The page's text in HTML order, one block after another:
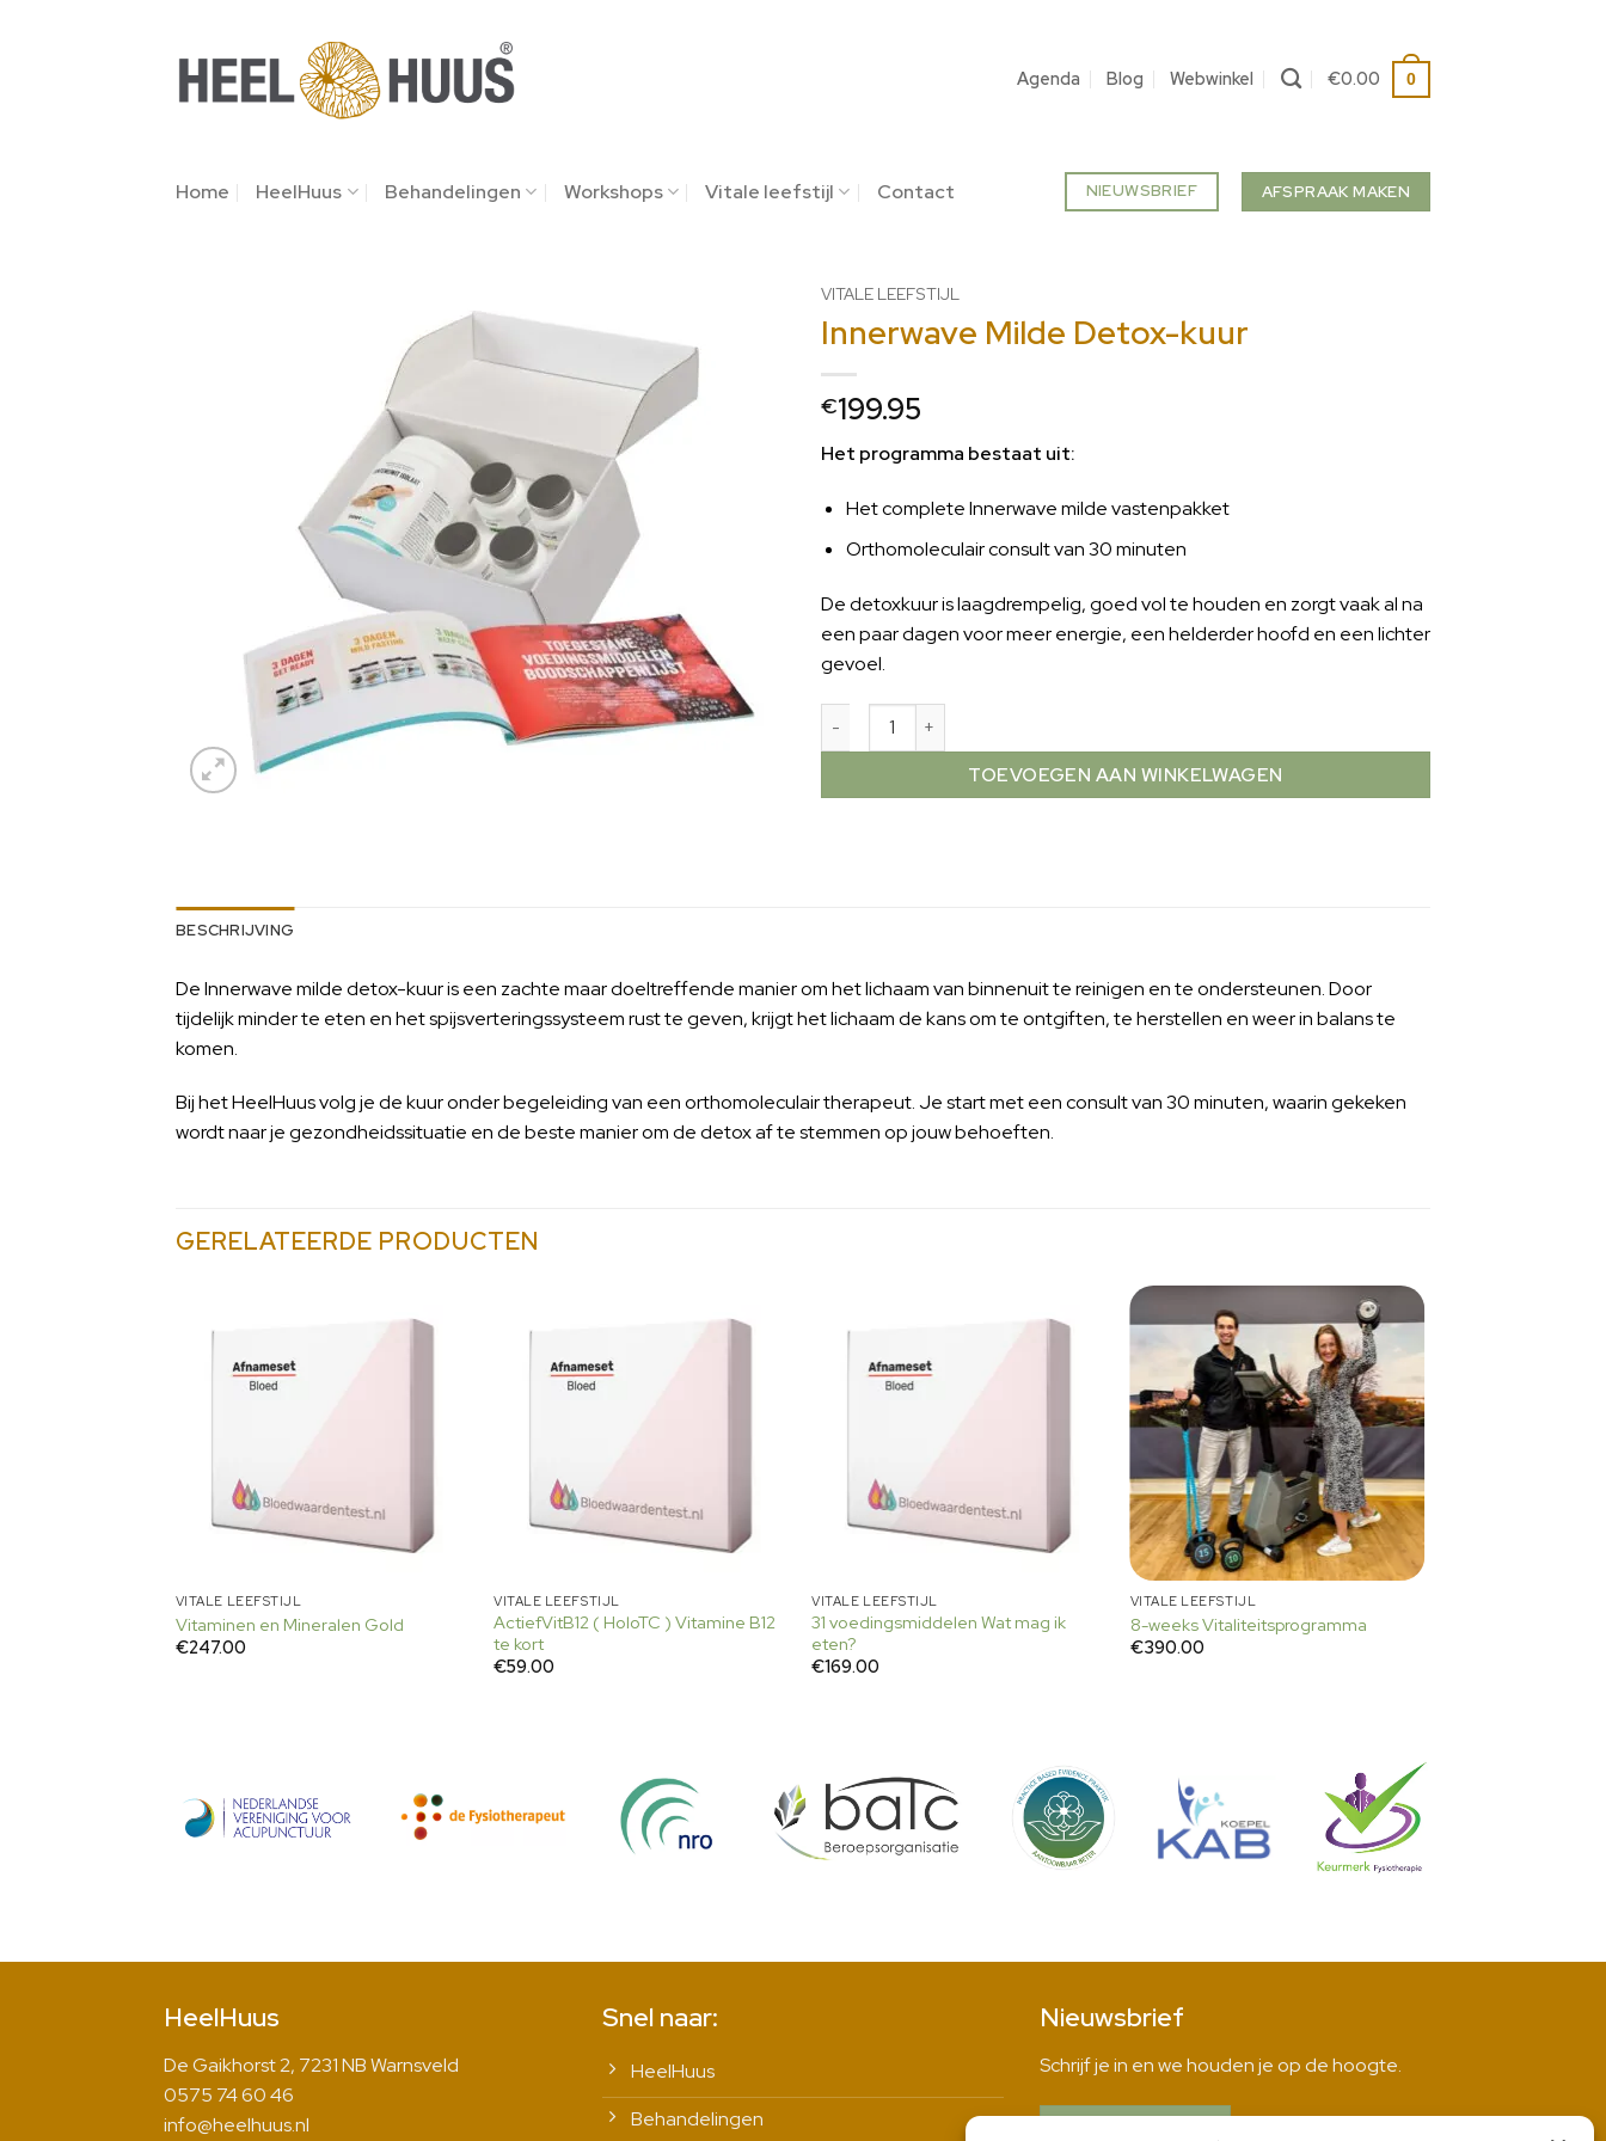
Agenda Blog Webwinkel €0.00 0
Home HeelHuus Behandelingen Workshops Vitale leefstijl Contact NIEUWSBRIEF AFSPRAAK MAKEN
VITALE LEEFSTIJL
Innerwave Milde Detox-kuur
€199.95
Het programma bestaat uit:
Het complete Innerwave milde vastenpakket
Orthomoleculair consult van 30 minuten
De detoxkuur is laagdrempelig, goed vol te houden en zorgt vaak al na
een paar dagen voor meer energie, een helderder hoofd en een lichter
gevoel.
TOEVOEGEN AAN WINKELWAGEN
BESCHRIJVING
De Innerwave milde detox-kuur is een zachte maar doeltreffende manier om het lichaam van binnenuit te reinigen en te ondersteunen. Door
tijdelijk minder te eten en het spijsverteringssysteem rust te geven, krijgt het lichaam de kans om te ontgiften, te herstellen en weer in balans te
komen.
Bij het HeelHuus volg je de kuur onder begeleiding van een orthomoleculair therapeut. Je start met een consult van 30 minuten, waarin gekeken
wordt naar je gezondheidssituatie en de beste manier om de detox af te stemmen op jouw behoeften.
GERELATEERDE PRODUCTEN
VITALE LEEFSTIJL
Vitaminen en Mineralen Gold
€247.00
VITALE LEEFSTIJL
ActiefVitB12 ( HoloTC ) Vitamine B12
te kort
€59.00
VITALE LEEFSTIJL
31 voedingsmiddelen Wat mag ik
eten?
€169.00
VITALE LEEFSTIJL
8-weeks Vitaliteitsprogramma
€390.00
HeelHuus
De Gaikhorst 2, 7231 NB Warnsveld
0575 74 60 46
info@heelhuus.nl
Snel naar:
HeelHuus
Behandelingen
Nieuwsbrief
Schrijf je in en we houden je op de hoogte.